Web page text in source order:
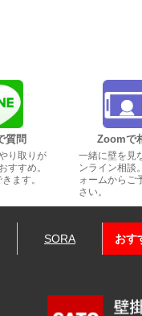
質問
り取りが
すすめ。
ます。
Zoomで
一緒に壁を見
ンライン相談
ォームからご
さい。
SORA おす